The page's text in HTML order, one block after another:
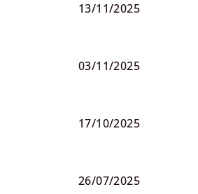
13/11/2025
03/11/2025
17/10/2025
26/07/2025